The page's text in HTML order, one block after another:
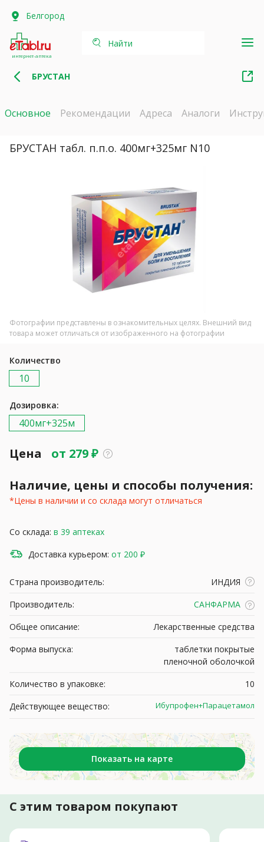
Белгород
интернет-аптека
Найти
БРУСТАН
Основное Рекомендации Адреса Аналоги
БРУСТАН табл. п.п.о. 400мг+325мг N10
Фотографии представлены в ознакомительных целях. Внешний вид
товара может отличаться от изображенного на фотографии
Количество
10
Дозировка:
400мг+325м
Цена от 279₽
Наличие, цены и способы получения:
*Цены в наличии и со склада могут отличаться
Со склада: в 39 аптеках
Доставка курьером: от 200 ₽
Страна производитель:
ИНДИЯ
Производитель:
САНФАРМА
Общее описание:
Лекарственные средства
Форма выпуска:
таблетки покрытые
пленочной оболочкой
Количество в упаковке:
10
Действующее вещество:
Ибупрофен+Парацетамол
Показать на карте
С этим товаром покупают